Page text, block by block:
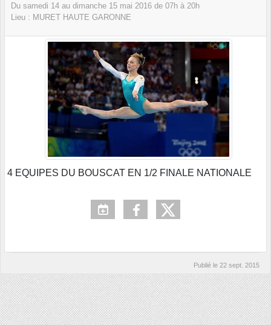
Du samedi 14 au dimanche 15 mai 2016 de 07h à 20h
Lieu : MURET HAUTE GARONNE
4 EQUIPES DU BOUSCAT EN 1/2 FINALE NATIONALE
Publié le 22 sept. 2015